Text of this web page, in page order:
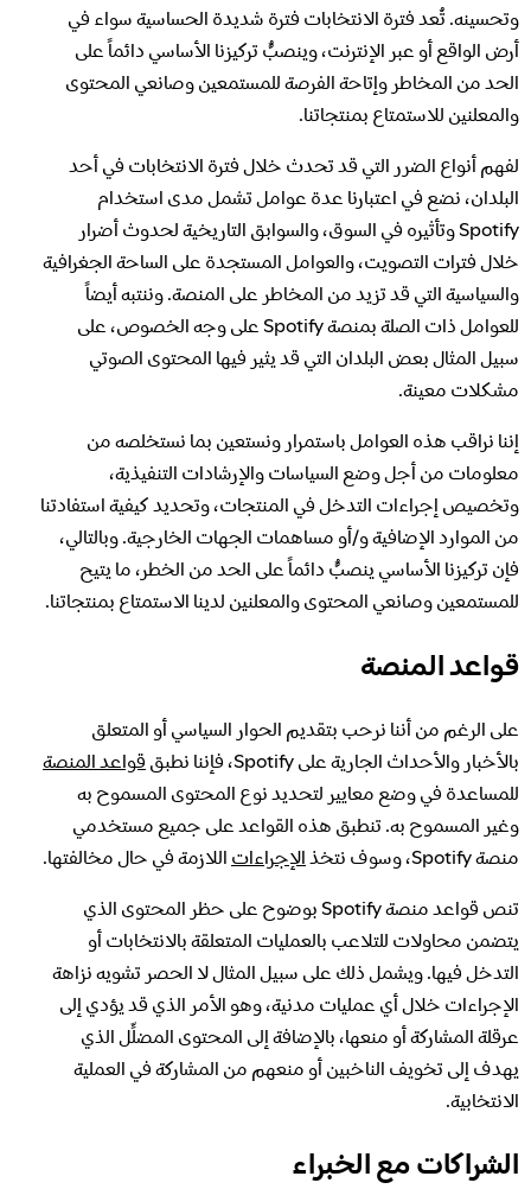
وتحسينه. تُعد فترة الانتخابات فترة شديدة الحساسية سواء في
أرض الواقع أو عبر الإنترنت، وينصبُّ تركيزنا الأساسي دائماً على
الحد من المخاطر وإتاحة الفرصة للمستمعين وصانعي المحتوى
والمعلنين للاستمتاع بمنتجاتنا.
لفهم أنواع الضرر التي قد تحدث خلال فترة الانتخابات في أحد
البلدان، نضع في اعتبارنا عدة عوامل تشمل مدى استخدام
Spotify وتأثيره في السوق، والسوابق التاريخية لحدوث أضرار
خلال فترات التصويت، والعوامل المستجدة على الساحة الجغرافية
والسياسية التي قد تزيد من المخاطر على المنصة. وننتبه أيضاً
للعوامل ذات الصلة بمنصة Spotify على وجه الخصوص، على
سبيل المثال بعض البلدان التي قد يثير فيها المحتوى الصوتي
مشكلات معينة.
إننا نراقب هذه العوامل باستمرار ونستعين بما نستخلصه من
معلومات من أجل وضع السياسات والإرشادات التنفيذية،
وتخصيص إجراءات التدخل في المنتجات، وتحديد كيفية استفادتنا
من الموارد الإضافية و/أو مساهمات الجهات الخارجية. وبالتالي،
فإن تركيزنا الأساسي ينصبُّ دائماً على الحد من الخطر، ما يتيح
للمستمعين وصانعي المحتوى والمعلنين لدينا الاستمتاع بمنتجاتنا.
قواعد المنصة
على الرغم من أننا نرحب بتقديم الحوار السياسي أو المتعلق
بالأخبار والأحداث الجارية على Spotify، فإننا نطبق
قواعد المنصة
للمساعدة في وضع معايير لتحديد نوع المحتوى المسموح به
وغير المسموح به. تنطبق هذه القواعد على جميع مستخدمي
منصة Spotify، وسوف نتخذ
الإجراءات اللازمة في حال مخالفتها.
تنص قواعد منصة Spotify بوضوح على حظر المحتوى الذي
يتضمن محاولات للتلاعب بالعمليات المتعلقة بالانتخابات أو
التدخل فيها. ويشمل ذلك على سبيل المثال لا الحصر تشويه نزاهة
الإجراءات خلال أي عمليات مدنية، وهو الأمر الذي قد يؤدي إلى
عرقلة المشاركة أو منعها، بالإضافة إلى المحتوى المضلِّل الذي
يهدف إلى تخويف الناخبين أو منعهم من المشاركة في العملية
الانتخابية.
الشراكات مع الخبراء